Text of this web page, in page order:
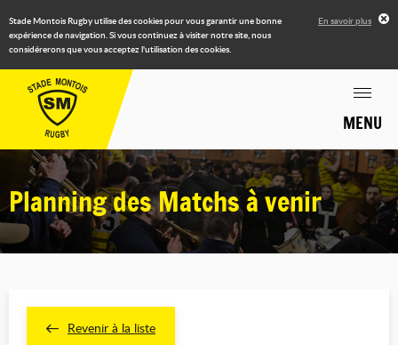
Stade Montois Rugby utilise des cookies pour vous garantir une bonne
expérience de navigation. Si vous continuez à visiter notre site, nous
considérerons que vous acceptez l'utilisation des cookies.
En savoir plus
MENU
Planning des Matchs à venir
Revenir à la liste